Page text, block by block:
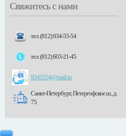
Свяжитесь с нами
тел. (812) 934-55-54
тел. (812) 603-21-45
9345554@mail.ru
Санкт-Петербург, Петергофское ш., д.
75